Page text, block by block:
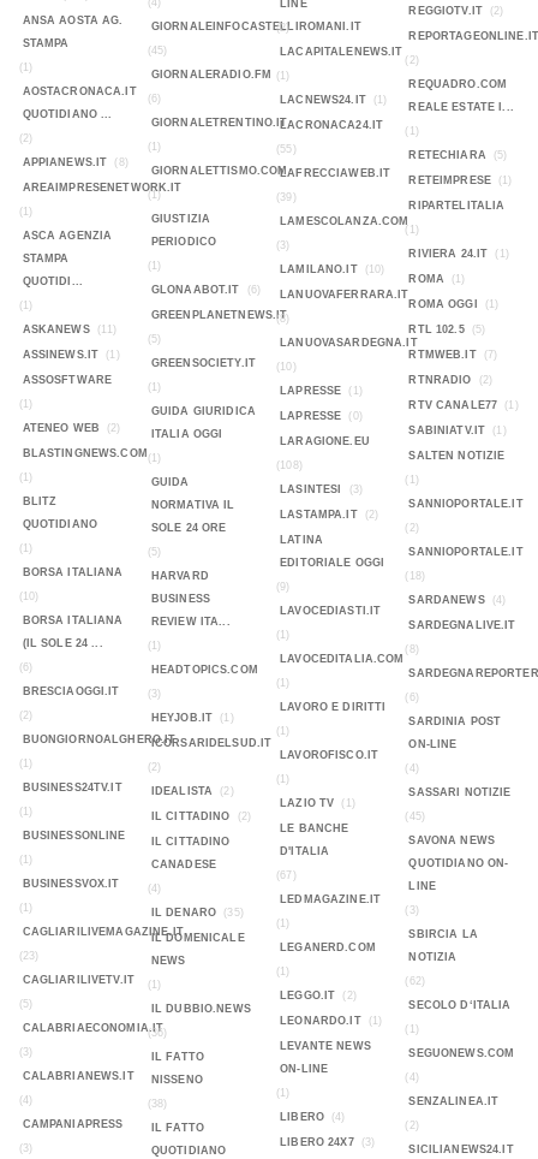
ANSA AOSTA AG.
STAMPA
(1)
AOSTACRONACA.IT
QUOTIDIANO ...
(2)
APPIANEWS.IT
(8)
AREAIMPRESENETWORK.IT
(1)
ASCA AGENZIA
STAMPA
QUOTIDI...
(1)
ASKANEWS
(11)
ASSINEWS.IT (1)
ASSOSFTWARE
(1)
ATENEO WEB
(2)
BLASTINGNEWS.COM
(1)
BLITZ
QUOTIDIANO
(1)
BORSA ITALIANA
(10)
BORSA ITALIANA
(IL SOLE 24 ...
(6)
BRESCIAOGGI.IT
(2)
BUONGIORNOALGHERO.IT
(1)
BUSINESS24TV.IT
(1)
BUSINESSONLINE
(1)
BUSINESSVOX.IT
(1)
CAGLIARILIVEMAGAZINE.IT
(23)
CAGLIARILIVETV.IT
(5)
CALABRIAECONOMIA.IT
(3)
CALABRIANEWS.IT
(4)
CAMPANIAPRESS
(3)
(4)
GIORNALEINFOCASTELLIROMANI.IT
(45)
GIORNALERADIO.FM
(6)
GIORNALETRENTINO.IT
(1)
GIORNALETTISMO.COM
(1)
GIUSTIZIA
PERIODICO
(1)
GLONAABOT.IT
(6)
GREENPLANETNEWS.IT
(5)
GREENSOCIETY.IT
(1)
GUIDA GIURIDICA
ITALIA OGGI
(1)
GUIDA
NORMATIVA IL
SOLE 24 ORE
(5)
HARVARD
BUSINESS
REVIEW ITA...
(1)
HEADTOPICS.COM
(3)
HEYJOB.IT
(1)
ICORSARIDELSUD.IT
(2)
IDEALISTA
(2)
IL CITTADINO (2)
IL CITTADINO
CANADESE
(4)
IL DENARO
(35)
IL DOMENICALE
NEWS
(1)
IL DUBBIO.NEWS
(36)
IL FATTO
NISSENO
(38)
IL FATTO
QUOTIDIANO
LINE
(2)
LACAPITALENEWS.IT
(1)
LACNEWS24.IT
(1)
LACRONACA24.IT
(55)
LAFRECCIAWEB.IT
(39)
LAMESCOLANZA.COM
(3)
LAMILANO.IT
(10)
LANUOVAFERRARA.IT
(8)
LANUOVASARDEGNA.IT
(10)
LAPRESSE
(1)
LAPRESSE (0)
LARAGIONE.EU
(108)
LASINTESI
(3)
LASTAMPA.IT (2)
LATINA
EDITORIALE OGGI
(9)
LAVOCEDIASTI.IT
(1)
LAVOCEDITALIA.COM
(1)
LAVORO E DIRITTI
(1)
LAVOROFISCO.IT
(1)
LAZIO TV
(1)
LE BANCHE
D'ITALIA
(67)
LEDMAGAZINE.IT
(1)
LEGANERD.COM
(1)
LEGGO.IT
(2)
LEONARDO.IT (1)
LEVANTE NEWS
ON-LINE
(1)
LIBERO
(4)
LIBERO 24X7 (3)
REGGIOTV.IT
(2)
REPORTAGEONLINE.IT
(2)
REQUADRO.COM
REALE ESTATE I...
(1)
RETECHIARA
(5)
RETEIMPRESE (1)
RIPARTELITALIA
(1)
RIVIERA 24.IT
(1)
ROMA (1)
ROMA OGGI (1)
RTL 102.5 (5)
RTMWEB.IT (7)
RTNRADIO (2)
RTV CANALE77 (1)
SABINIATV.IT (1)
SALTEN NOTIZIE
(1)
SANNIOPORTALE.IT
(2)
SANNIOPORTALE.IT
(18)
SARDANEWS
(4)
SARDEGNALIVE.IT
(8)
(6)
SARDINIA POST
ON-LINE
(4)
SASSARI NOTIZIE
(45)
SAVONA NEWS
QUOTIDIANO ON-
LINE
(3)
SBIRCIA LA
NOTIZIA
(62)
SECOLO D‘ITALIA
(1)
SEGUONEWS.COM
(4)
SENZALINEA.IT
(2)
SICILIANEWS24.IT